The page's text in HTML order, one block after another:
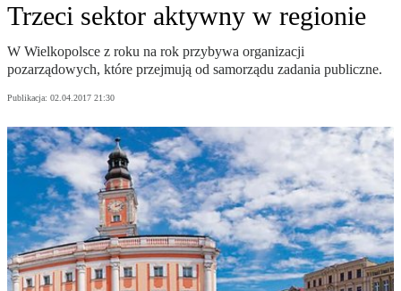
Trzeci sektor aktywny w regionie
W Wielkopolsce z roku na rok przybywa organizacji
pozarządowych, które przejmują od samorządu zadania publiczne.
Publikacja: 02.04.2017 21:30